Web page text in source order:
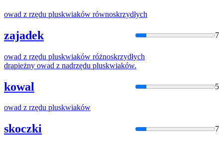
owad z rzędu pluskwiaków równoskrzydłych
zajadek 7
owad z rzędu pluskwiaków różnoskrzydłych
drapieżny owad z nadrzędu pluskwiaków.
kowal 5
owad z rzędu pluskwiaków
skoczki 7